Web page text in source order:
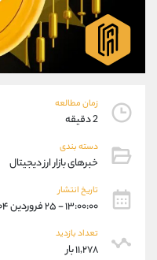
زمان مطالعه
2 دقیقه
دسته بندی
خبرهای بازار ارز دیجیتال
تاریخ انتشار
۱۳:۰۰:۰۰ - ۲۵ فروردین ۱۴۰۴
تعداد بازدید
۱۱,۲۷۸ بار
واتساپ
تلگرام
داخلی
پشتیبان فروش
واتساپ
داخلی
اطلاعات تماس (دفتر فروش)